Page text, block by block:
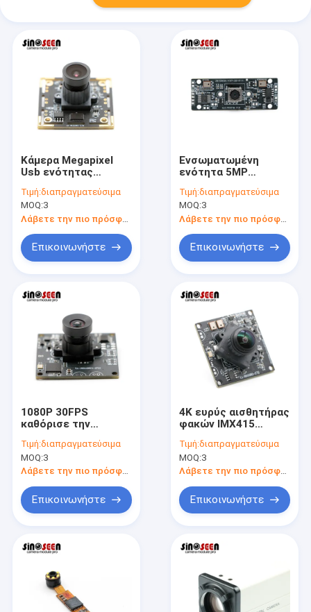
Βίντεο
Κάμερα Megapixel
Usb ενότητας
USB με Omnivision
OV9623
Τιμή:διαπραγματεύσιμα
MOQ:3
Λάβετε την πιο πρόσφατη τιμή
Επικοινωνήστε
Ενσωματωμένη
ενότητα 5MP
ανάλυσης 2K HD με 2
μικρόφωνα
Τιμή:διαπραγματεύσιμα
MOQ:3
Επικοινωνήστε
1080P 30FPS
καθόρισε την
καμερών εστίασης
2MP αισθητήρας
OV2735
Τιμή:διαπραγματεύσιμα
MOQ:3
Λάβετε την πιο πρόσφατη τιμή
Επικοινωνήστε
4K ευρύς αισθητήρας
φακών IMX415
καμερών του High
Dynamic Range 8MP
Τιμή:διαπραγματεύσιμα
MOQ:3
Λάβετε την πιο πρόσφατη τιμή
Επικοινωνήστε